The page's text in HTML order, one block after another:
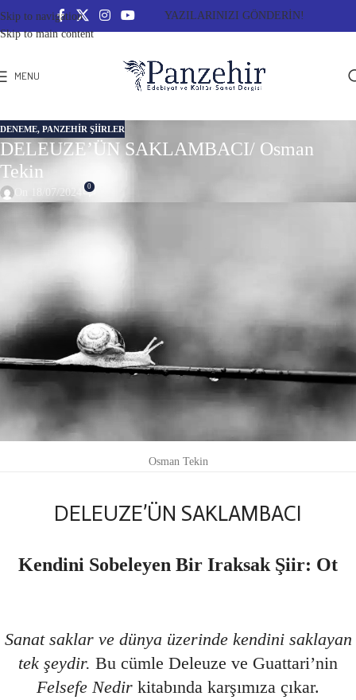
Skip to navigation
Skip to main content
YAZILARINIZI GÖNDERİN!
MENU
DENEME, PANZEHIR ŞIIRLER
DELEUZE’ÜN SAKLAMBACI/ Osman
Tekin
On 18/07/2024 0
Osman Tekin
DELEUZE’ÜN SAKLAMBACI
Kendini Sobeleyen Bir Iraksak Şiir: Ot
Sanat saklar ve dünya üzerinde kendini saklayan
tek şeydir. Bu cümle Deleuze ve Guattari’nin
Felsefe Nedir kitabında karşımıza çıkar.